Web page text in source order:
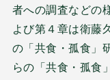
者への調査などの
よび第４章は衛藤
の「共食・孤食」
らの「共食・孤食